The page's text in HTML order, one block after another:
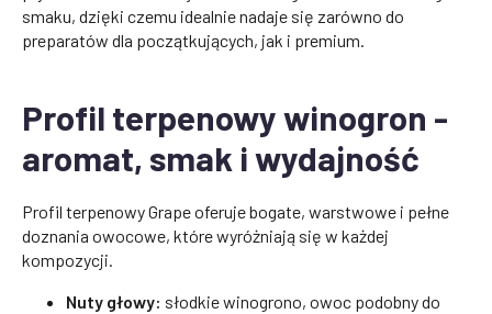
smaku, dzięki czemu idealnie nadaje się zarówno do
preparatów dla początkujących, jak i premium.
Profil terpenowy winogron -
aromat, smak i wydajność
Profil terpenowy Grape oferuje bogate, warstwowe i pełne
doznania owocowe, które wyróżniają się w każdej
kompozycji.
Nuty głowy: słodkie winogrono, owoc podobny do